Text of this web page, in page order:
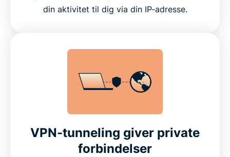
din aktivitet til dig via din IP-adresse.
VPN-tunneling giver private
forbindelser